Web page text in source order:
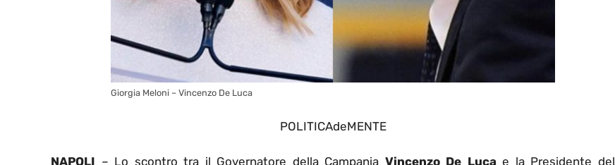
Giorgia Meloni – Vincenzo De Luca
POLITICAdeMENTE
NAPOLI – Lo scontro tra il Governatore della Campania Vincenzo De Lucae la Presidente del